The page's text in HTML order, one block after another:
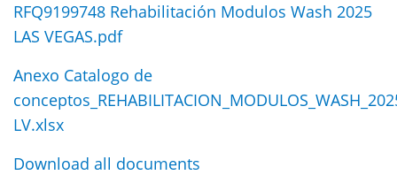
RFQ9199748 Rehabilitación Modulos Wash 2025
LAS VEGAS.pdf
Anexo Catalogo de
LV.xlsx
Download all documents